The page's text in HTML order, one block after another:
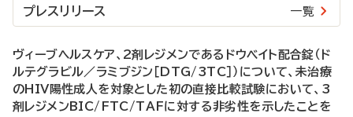
プレスリリース 一覧
ヴィーブヘルスケア、2剤レジメンであるドウベイト配合錠（ド
ルテグラビル／ラミブジン［DTG/3TC］）について、未治療
のHIV陽性成人を対象とした初の直接比較試験において、3
剤レジメンBIC/FTC/TAFに対する非劣性を示したことを